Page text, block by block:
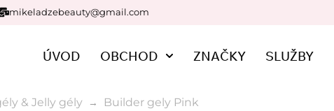
mikeladzebeauty@gmail.com
ÚVOD OBCHOD ZNAČKY SLUŽBY
& Jelly gély Builder gely Pink